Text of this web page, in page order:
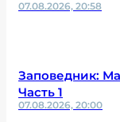
07.08.2026, 20:58
Заповедник:
Часть 1
07.08.2026, 20:00